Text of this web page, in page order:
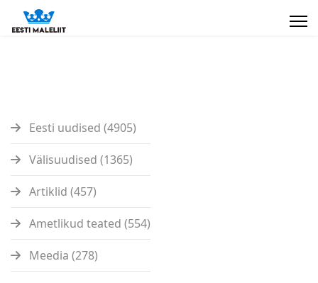
Eesti uudised (4905)
Välisuudised (1365)
Artiklid (457)
Ametlikud teated (554)
Meedia (278)